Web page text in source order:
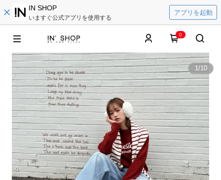
IN SHOP
いますぐ公式アプリを使用する
アプリを起動
0
1/10